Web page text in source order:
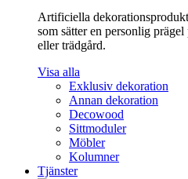
Artificiella
som sätter en personlig
eller trädgård.
Visa alla
Exklusiv dekoration
Annan dekoration
Decowood
Sittmoduler
Möbler
Kolumner
Tjänster